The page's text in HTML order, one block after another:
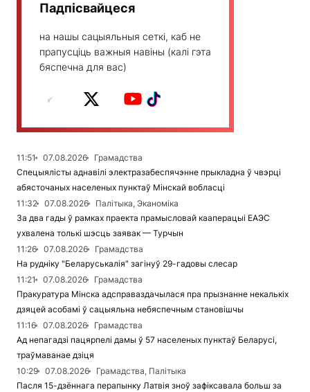
Падпісвайцеся
на нашы сацыяльныя сеткі, каб не
прапусціць важныя навіны (калі гэта
бяспечна для вас)
11:51 07.08.2026
Грамадства
Спецыялісты аднавілі электразабеспячэнне прыкладна ў чвэрці
абясточаных населеных пунктаў Мінскай вобласці
11:32
07.08.2026
Палітыка, Эканоміка
За два гады ў рамках праекта прамысловай кааперацыі ЕАЭС
ухвалена толькі шэсць заявак — Турчын
11:26
07.08.2026
Грамадства
На рудніку "Беларуськалія" загінуў 29-гадовы слесар
11:21
07.08.2026
Грамадства
Пракуратура Мінска адсправаздачылася пра прызнанне некалькіх
дзяцей асобамі ў сацыяльна небяспечным становішчы
11:16
07.08.2026
Грамадства
Ад непагадзі пацярпелі дамы ў 57 населеных пунктаў Беларусі,
траўмаванае дзіця
10:29
07.08.2026
Грамадства, Палітыка
Пасля 15-дзённага перапынку Латвія зноў зафіксавала больш за